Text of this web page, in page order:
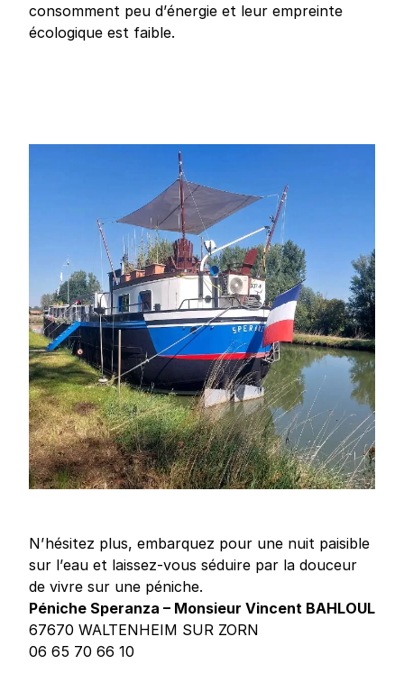
consomment peu d’énergie et leur empreinte
écologique est faible.
N’hésitez plus, embarquez pour une nuit paisible
sur l’eau et laissez-vous séduire par la douceur
de vivre sur une péniche.
Péniche Speranza – Monsieur Vincent BAHLOUL
67670 WALTENHEIM SUR ZORN
06 65 70 66 10